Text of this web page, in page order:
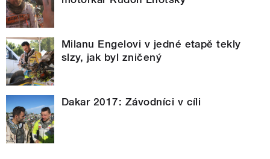
Milanu Engelovi v jedné etapě tekly
slzy, jak byl zničený
Dakar 2017: Závodníci v cíli